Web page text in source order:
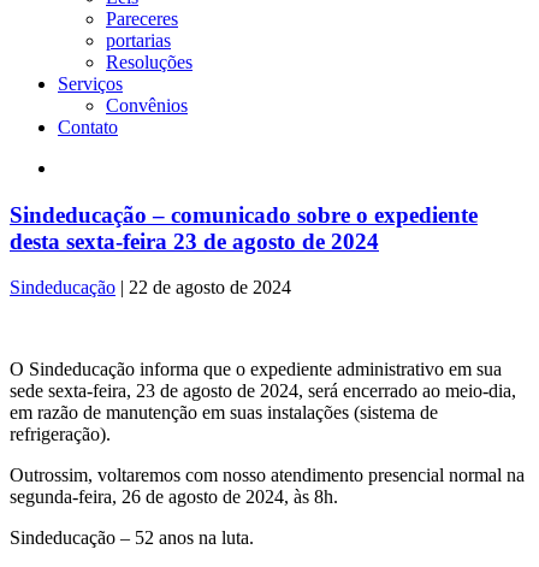
Pareceres
portarias
Resoluções
Serviços
Convênios
Contato
Sindeducação – comunicado sobre o expediente
desta sexta-feira 23 de agosto de 2024
Sindeducação | 22 de agosto de 2024
O Sindeducação informa que o expediente administrativo em sua
sede sexta-feira, 23 de agosto de 2024, será encerrado ao meio-dia,
em razão de manutenção em suas instalações (sistema de
refrigeração).
Outrossim, voltaremos com nosso atendimento presencial normal na
segunda-feira, 26 de agosto de 2024, às 8h.
Sindeducação – 52 anos na luta.